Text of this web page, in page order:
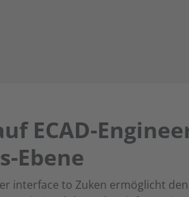
ECAD-
Ebene
interface to Zuken ermöglicht